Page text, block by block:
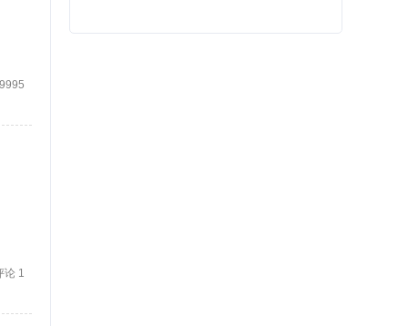
论 1